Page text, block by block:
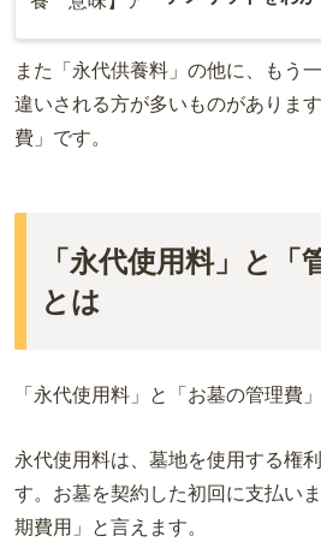
また「永代供養料」の他に、もう
違いされる方が多いものがありま
費」です。
「永代使用料」と「
とは
「永代使用料」と「お墓の管理費
永代使用料は、墓地を使用する権
す。お墓を契約した初回に支払い
期費用」と言えます。